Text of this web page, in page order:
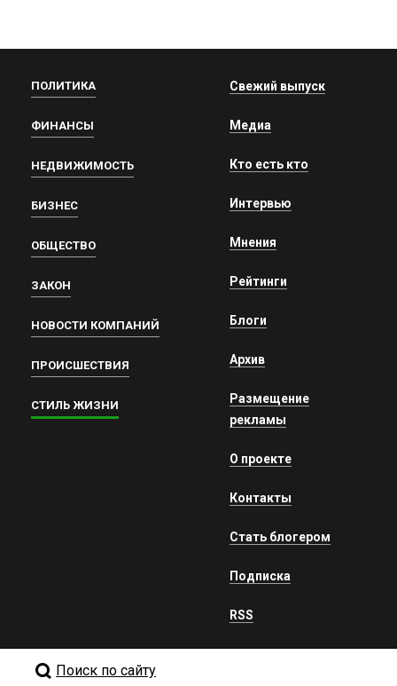
ПОЛИТИКА
ФИНАНСЫ
НЕДВИЖИМОСТЬ
БИЗНЕС
ОБЩЕСТВО
ЗАКОН
НОВОСТИ КОМПАНИЙ
ПРОИСШЕСТВИЯ
СТИЛЬ ЖИЗНИ
Свежий выпуск
Медиа
Кто есть кто
Интервью
Мнения
Рейтинги
Блоги
Архив
Размещение
рекламы
О проекте
Контакты
Стать блогером
Подписка
RSS
Поиск по сайту